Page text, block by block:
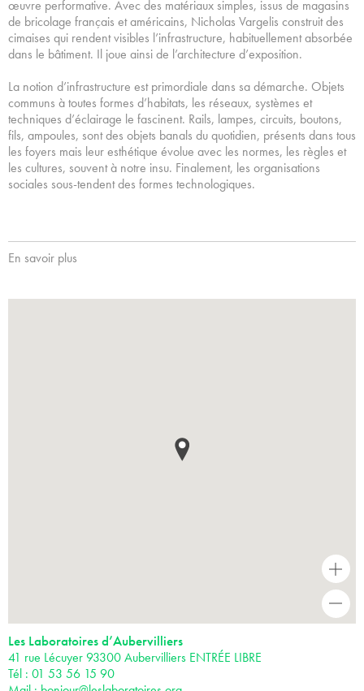
œuvre performative. Avec des matériaux simples, issus de magasins
de bricolage français et américains, Nicholas Vargelis construit des
cimaises qui rendent visibles l’infrastructure, habituellement absorbée
dans le bâtiment. Il joue ainsi de l’architecture d’exposition.
La notion d’infrastructure est primordiale dans sa démarche. Objets
communs à toutes formes d’habitats, les réseaux, systèmes et
techniques d’éclairage le fascinent. Rails, lampes, circuits, boutons,
fils, ampoules, sont des objets banals du quotidien, présents dans tous
les foyers mais leur esthétique évolue avec les normes, les règles et
les cultures, souvent à notre insu. Finalement, les organisations
sociales sous-tendent des formes technologiques.
En savoir plus
+
Les Laboratoires d’Aubervilliers
41 rue Lécuyer 93300 Aubervilliers ENTRÉE LIBRE
Tél : 01 53 56 15 90